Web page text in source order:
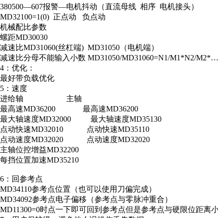
380500—607报警—电机抖动（直流母线 相序 电机接头）
MD32100=1(0) 正点动 负点动
机械配比参数
螺距MD30030
减速比MD31060(丝杠端) MD31050（电机端）
减速比分母不能输入小数 MD31050/MD31060=N1/M1*N2/
4：优化：
最好带负载优化
5：速度
进给轴 主轴
最高速MD36200 最高速MD36200
最大轴速度MD32000 最大轴速度MD35130
点动快速MD32010 点动快速MD35110
点动速度MD32020 点动速度MD32020
主轴位控增益MD32200
每挡位置加速MD35210
6：回参考点
MD34110参考点位置（也可以使用刀偏完成）
MD34092参考点电子偏移（参考点与零脉冲重合）
MD11300=0时点一下即可回到参考点但是参考点与硬限位距离